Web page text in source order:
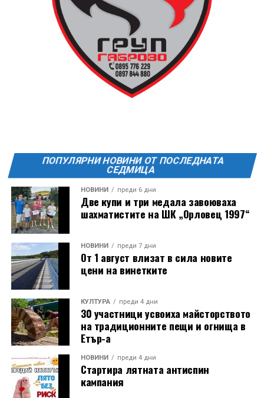
13 АВГУСТ (четвъртък)
19:00ч Групова тренировка с Йоанна Петрова от
20:00ч. Куиз вечер за обща култура
21:30ч. Прожекция на филма “Брънч за начинаещи”
Ще бъде хубаво – не някога и някъде, а тук и сега!
ПОПУЛЯРНИ НОВИНИ ОТ ПОСЛЕДНАТА
СЕДМИЦА
НОВИНИ преди 6 дни
Две купи и три медала завоюваха
шахматистите на ШК „Орловец 1997“
НОВИНИ преди 7 дни
От 1 август влизат в сила новите
цени на винетките
КУЛТУРА преди 4 дни
30 участници усвоиха майсторството
на традиционните пещи и огнища в
Етър-а
НОВИНИ преди 4 дни
Стартира лятната антиспин
кампания